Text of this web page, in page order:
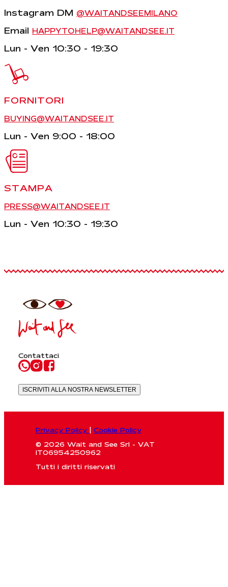
Instagram DM @WAITANDSEEMILANO
Email HAPPYTOHELP@WAITANDSEE.IT
Lun - Ven 10:30 - 19:30
FORNITORI
BUYING@WAITANDSEE.IT
Lun - Ven 9:00 - 18:00
STAMPA
PRESS@WAITANDSEE.IT
Lun - Ven 10:30 - 19:30
Contattaci
ISCRIVITI ALLA NOSTRA NEWSLETTER
Privacy Policy
Cookie Policy
© 2026 Wait and See Srl - VAT
IT06954250962
Tutti i diritti riservati